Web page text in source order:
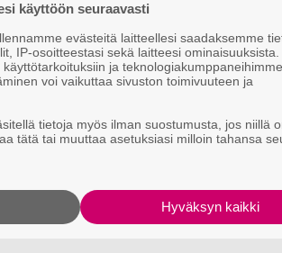
käyttöön seuraavasti
evästeitä laitteellesi saadaksemme
IP-osoitteestasi sekä laitteesi
ja teknologiakumppaneihimme
voi vaikuttaa sivuston toimivuuteen ja
tietoja myös ilman suostumusta, jos niillä
tätä tai muuttaa asetuksiasi milloin tahansa
Hyväksyn kaikki